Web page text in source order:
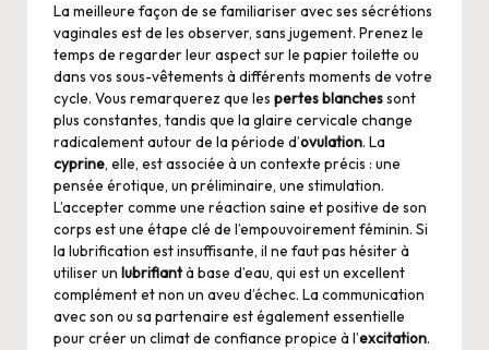
La meilleure façon de se familiariser avec ses sécrétions
vaginales est de les observer, sans jugement. Prenez le
temps de regarder leur aspect sur le papier toilette ou
dans vos sous-vêtements à différents moments de votre
cycle. Vous remarquerez que les pertes blanchessont
plus constantes, tandis que la glaire cervicale change
radicalement autour de la période d’ovulation. La
cyprine, elle, est associée à un contexte précis : une
pensée érotique, un préliminaire, une stimulation.
L’accepter comme une réaction saine et positive de son
corps est une étape clé de l’empouvoirement féminin. Si
la lubrification est insuffisante, il ne faut pas hésiter à
utiliser un lubrifiantà base d’eau, qui est un excellent
complément et non un aveu d’échec. La communication
avec son ou sa partenaire est également essentielle
pour créer un climat de confiance propice à l’excitation.